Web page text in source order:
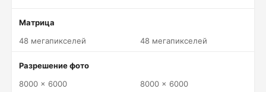
Матрица
48 мегапикселей
48 мегапикселей
Разрешение фото
8000 x 6000
8000 x 6000